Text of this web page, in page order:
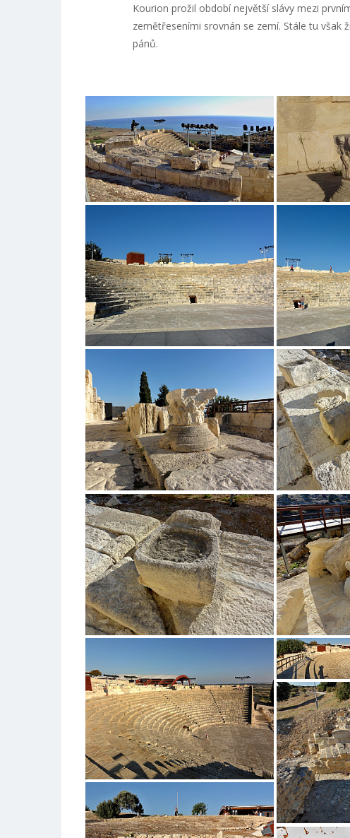
Kourion prožil období největší slávy mezi
zemětřeseními srovnán se zemí. Stále tu však
pánů.